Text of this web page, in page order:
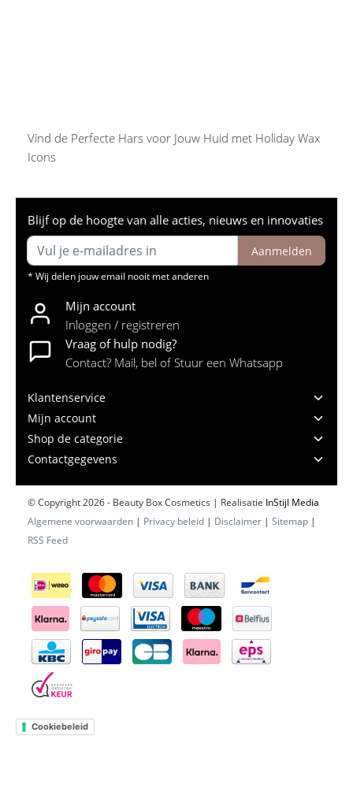
Vind de Perfecte Hars voor Jouw Huid met Holiday Wax
Icons
Blijf op de hoogte van alle acties, nieuws en innovaties
Aanmelden
* Wij delen jouw email nooit met anderen
Mijn account
Inloggen / registreren
Vraag of hulp nodig?
Contact? Mail, bel of Stuur een Whatsapp
Klantenservice
Mijn account
Shop de categorie
Contactgegevens
© Copyright 2026 - Beauty Box Cosmetics | Realisatie InStijl Media
Algemene voorwaarden | Privacy beleid | Disclaimer | Sitemap |
RSS Feed
Cookiebeleid